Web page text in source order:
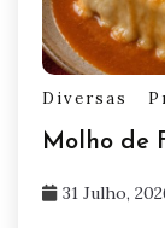
Diversas
Molho de
31 Julho,